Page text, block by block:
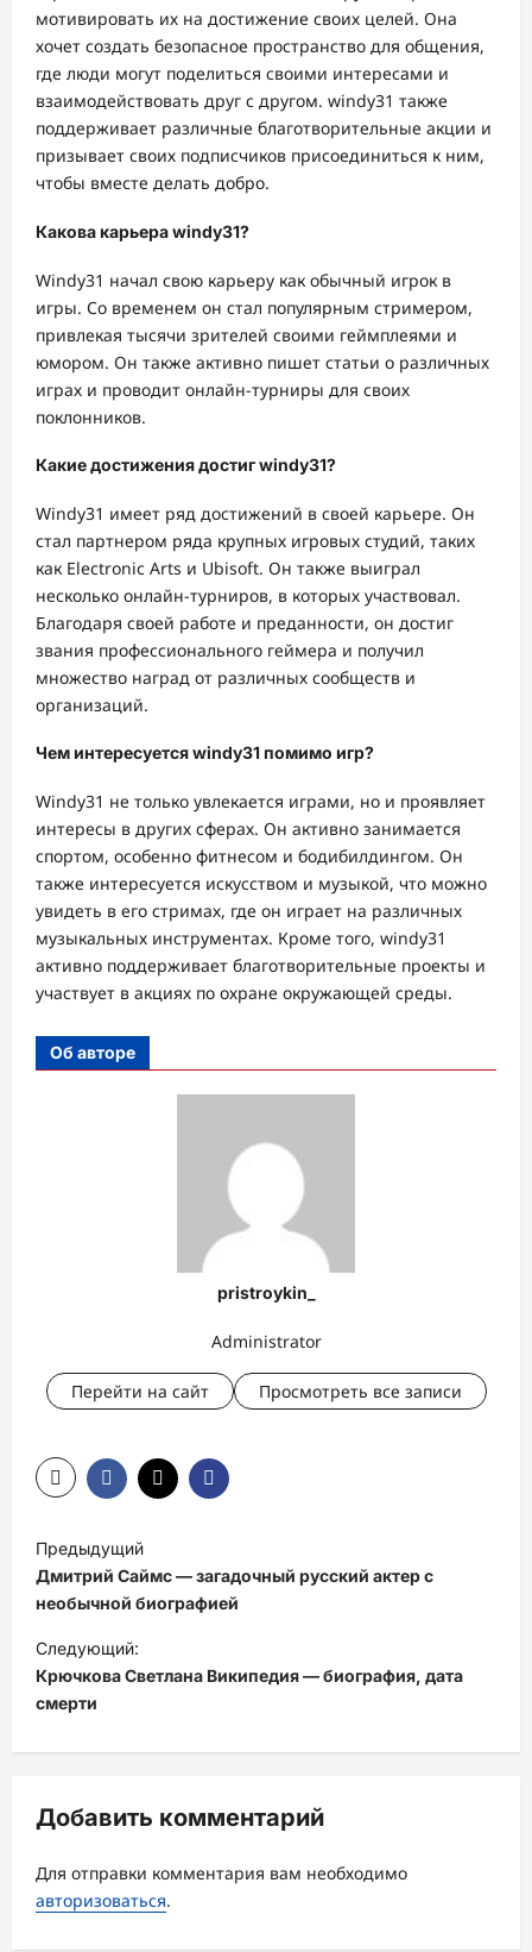
мотивировать их на достижение своих целей. Она
хочет создать безопасное пространство для общения,
где люди могут поделиться своими интересами и
взаимодействовать друг с другом. windy31 также
поддерживает различные благотворительные акции и
призывает своих подписчиков присоединиться к ним,
чтобы вместе делать добро.
Какова карьера windy31?
Windy31 начал свою карьеру как обычный игрок в
игры. Со временем он стал популярным стримером,
привлекая тысячи зрителей своими геймплеями и
юмором. Он также активно пишет статьи о различных
играх и проводит онлайн-турниры для своих
поклонников.
Какие достижения достиг windy31?
Windy31 имеет ряд достижений в своей карьере. Он
стал партнером ряда крупных игровых студий, таких
как Electronic Arts и Ubisoft. Он также выиграл
несколько онлайн-турниров, в которых участвовал.
Благодаря своей работе и преданности, он достиг
звания профессионального геймера и получил
множество наград от различных сообществ и
организаций.
Чем интересуется windy31 помимо игр?
Windy31 не только увлекается играми, но и проявляет
интересы в других сферах. Он активно занимается
спортом, особенно фитнесом и бодибилдингом. Он
также интересуется искусством и музыкой, что можно
увидеть в его стримах, где он играет на различных
музыкальных инструментах. Кроме того, windy31
активно поддерживает благотворительные проекты и
участвует в акциях по охране окружающей среды.
Об авторе
pristroykin_
Administrator
Перейти на сайт Просмотреть все записи
а
в
и
г
а
ц
я
з
а
Предыдущий
Дмитрий Саймс — загадочный русский актер с
необычной биографией
Следующий:
Крючкова Светлана Википедия — биография, дата
смерти
Добавить комментарий
Для отправки комментария вам необходимо
авторизоваться.